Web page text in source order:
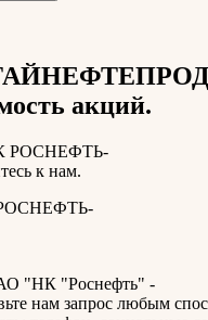
акций.
РОСНЕФТЬ-
к нам.
РОСНЕФТЬ-
"НК "Роснефть" -
нам запрос любым